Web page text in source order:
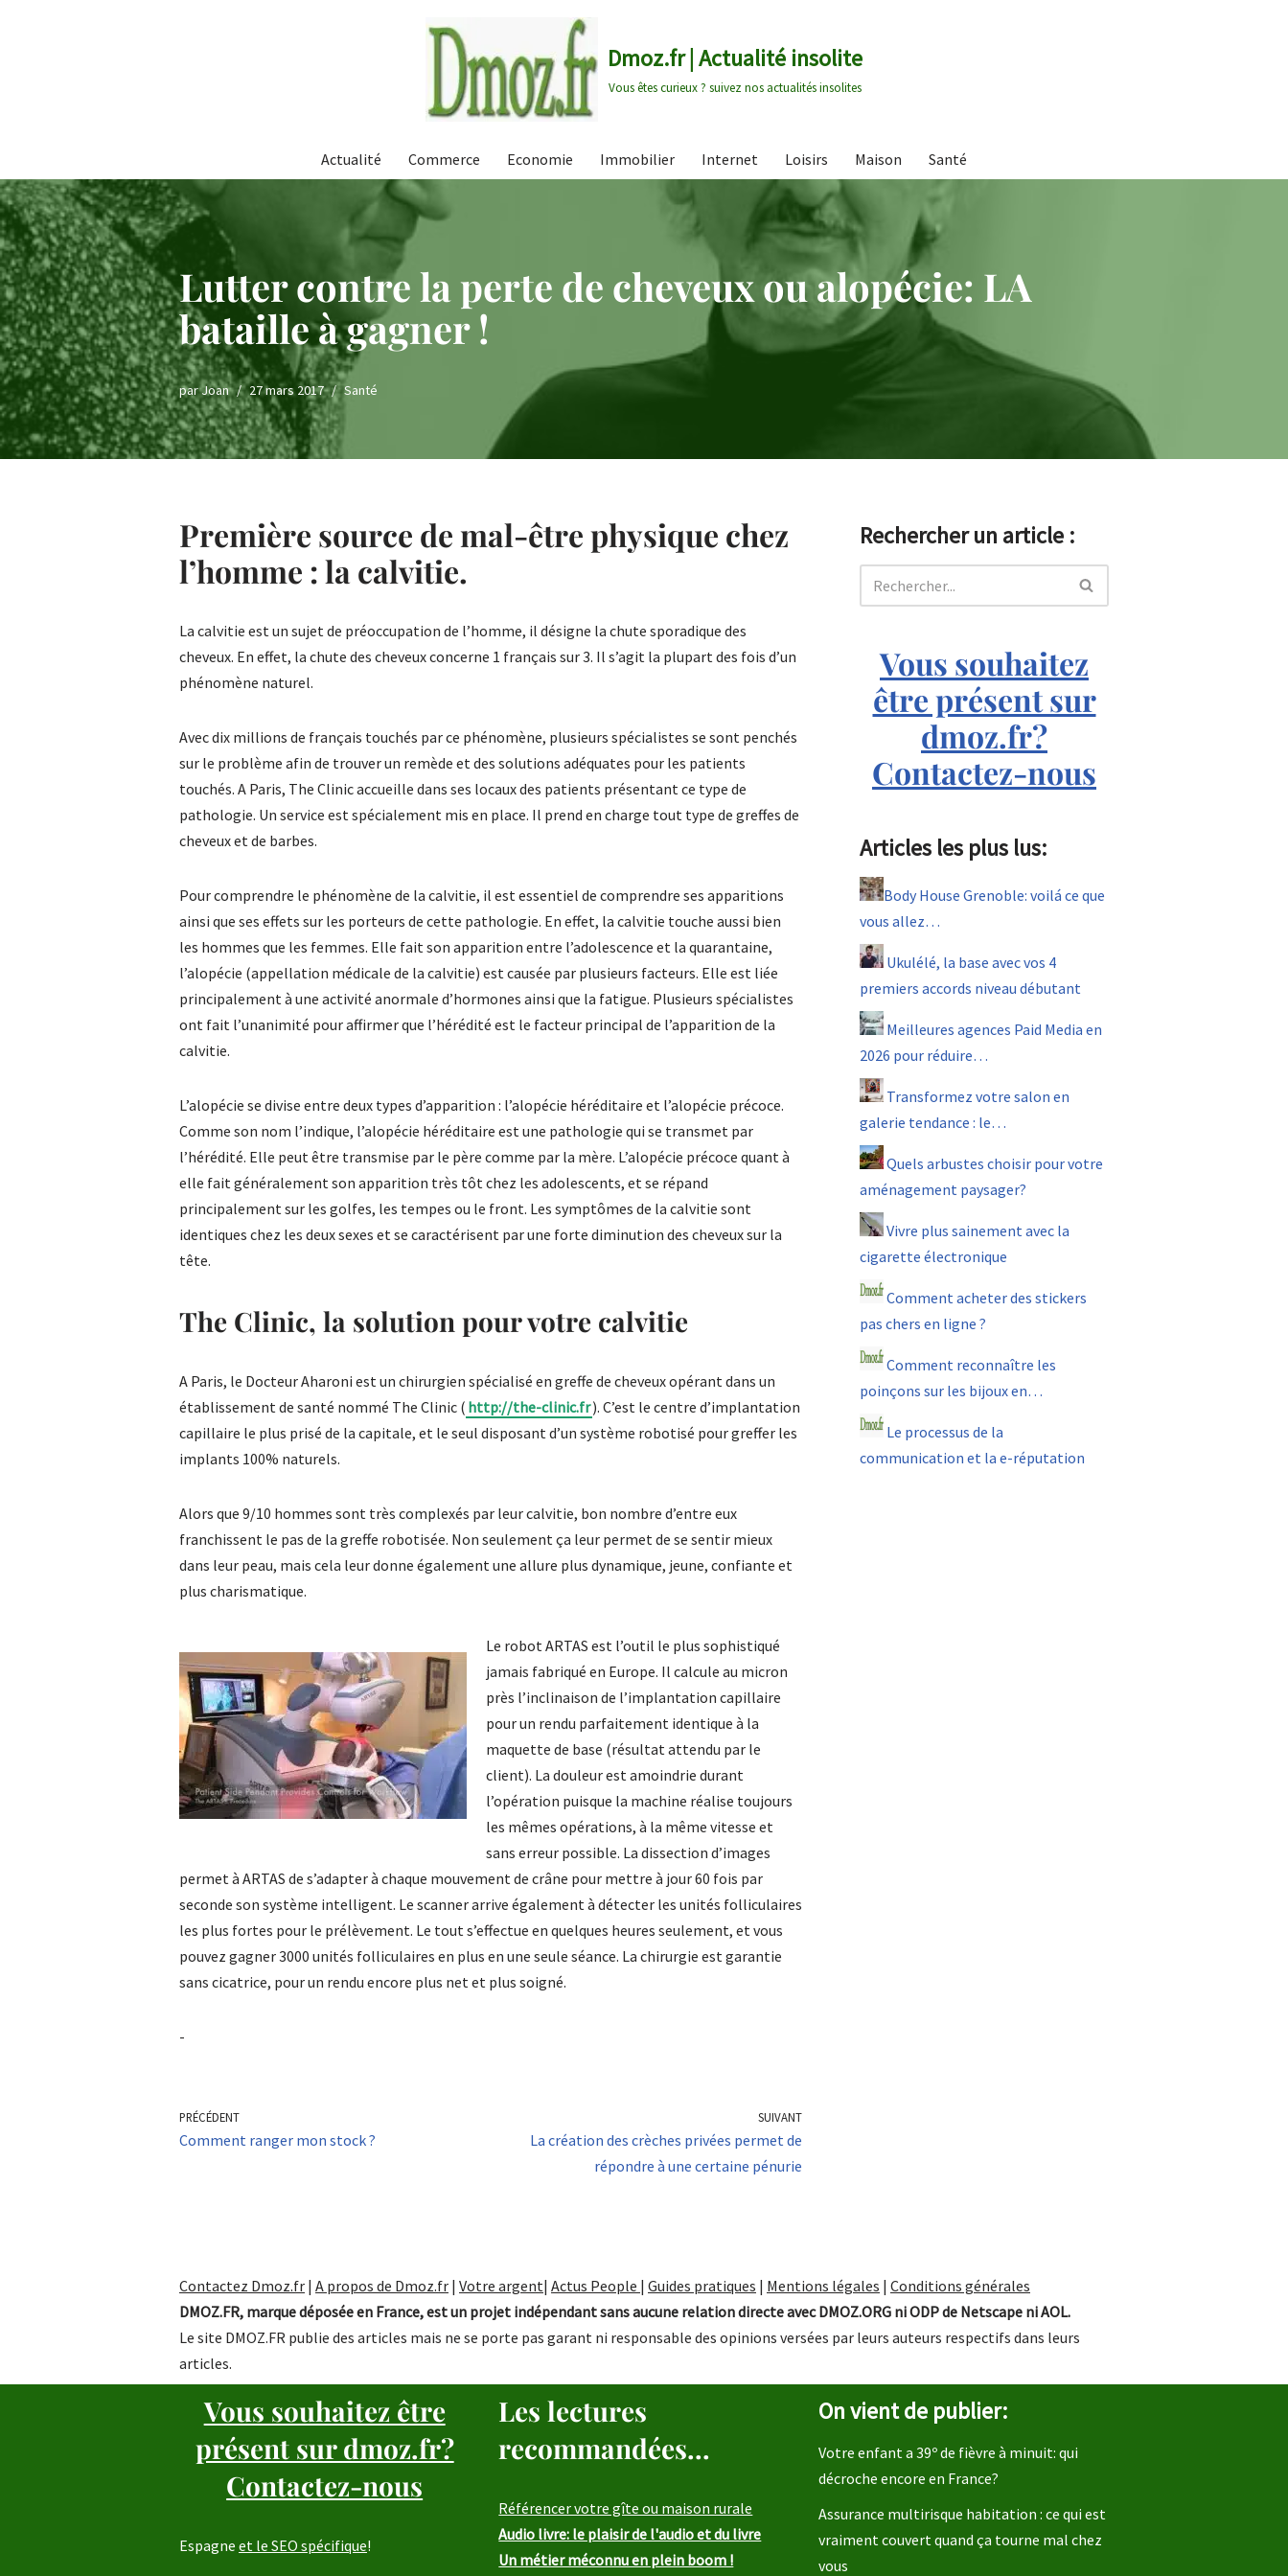
Dmoz.fr | Actualité insolite
Vous êtes curieux ? suivez nos actualités insolites
Actualité Commerce Economie Immobilier Internet Loisirs Maison Santé
Lutter contre la perte de cheveux ou alopécie: LA
bataille à gagner !
parJoan 27 mars 2017 Santé
Première source de mal-être physique chez
l’homme : la calvitie.
La calvitie est un sujet de préoccupation de l’homme, il désigne la chute sporadique des
cheveux. En effet, la chute des cheveux concerne 1 français sur 3. Il s’agit la plupart des fois d’un
phénomène naturel.
Avec dix millions de français touchés par ce phénomène, plusieurs spécialistes se sont penchés
sur le problème afin de trouver un remède et des solutions adéquates pour les patients
touchés. A Paris, The Clinic accueille dans ses locaux des patients présentant ce type de
pathologie. Un service est spécialement mis en place. Il prend en charge tout type de greffes de
cheveux et de barbes.
Pour comprendre le phénomène de la calvitie, il est essentiel de comprendre ses apparitions
ainsi que ses effets sur les porteurs de cette pathologie. En effet, la calvitie touche aussi bien
les hommes que les femmes. Elle fait son apparition entre l’adolescence et la quarantaine,
l’alopécie (appellation médicale de la calvitie) est causée par plusieurs facteurs. Elle est liée
principalement à une activité anormale d’hormones ainsi que la fatigue. Plusieurs spécialistes
ont fait l’unanimité pour affirmer que l’hérédité est le facteur principal de l’apparition de la
calvitie.
L’alopécie se divise entre deux types d’apparition : l’alopécie héréditaire et l’alopécie précoce.
Comme son nom l’indique, l’alopécie héréditaire est une pathologie qui se transmet par
l’hérédité. Elle peut être transmise par le père comme par la mère. L’alopécie précoce quant à
elle fait généralement son apparition très tôt chez les adolescents, et se répand
principalement sur les golfes, les tempes ou le front. Les symptômes de la calvitie sont
identiques chez les deux sexes et se caractérisent par une forte diminution des cheveux sur la
tête.
The Clinic, la solution pour votre calvitie
A Paris, le Docteur Aharoni est un chirurgien spécialisé en greffe de cheveux opérant dans un
établissement de santé nommé The Clinic ( http://the-clinic.fr). C’est le centre d’implantation
capillaire le plus prisé de la capitale, et le seul disposant d’un système robotisé pour greffer les
implants 100% naturels.
Alors que 9/10 hommes sont très complexés par leur calvitie, bon nombre d’entre eux
franchissent le pas de la greffe robotisée. Non seulement ça leur permet de se sentir mieux
dans leur peau, mais cela leur donne également une allure plus dynamique, jeune, confiante et
plus charismatique.
Le robot ARTAS est l’outil le plus sophistiqué
jamais fabriqué en Europe. Il calcule au micron
près l’inclinaison de l’implantation capillaire
pour un rendu parfaitement identique à la
maquette de base (résultat attendu par le
client). La douleur est amoindrie durant
l’opération puisque la machine réalise toujours
les mêmes opérations, à la même vitesse et
sans erreur possible. La dissection d’images
permet à ARTAS de s’adapter à chaque mouvement de crâne pour mettre à jour 60 fois par
seconde son système intelligent. Le scanner arrive également à détecter les unités folliculaires
les plus fortes pour le prélèvement. Le tout s’effectue en quelques heures seulement, et vous
pouvez gagner 3000 unités folliculaires en plus en une seule séance. La chirurgie est garantie
sans cicatrice, pour un rendu encore plus net et plus soigné.
-
PRÉCÉDENT
Comment ranger mon stock ?
SUIVANT
La création des crèches privées permet de
répondre à une certaine pénurie
Rechercher un article :
Vous souhaitez
être présent sur
dmoz.fr?
Contactez-nous
Articles les plus lus:
Body House Grenoble: voilá ce que
vous allez…
Ukulélé, la base avec vos 4
premiers accords niveau débutant
Meilleures agences Paid Media en
2026 pour réduire…
Transformez votre salon en
galerie tendance : le…
Quels arbustes choisir pour votre
aménagement paysager?
Vivre plus sainement avec la
cigarette électronique
Comment acheter des stickers
pas chers en ligne ?
Comment reconnaître les
poinçons sur les bijoux en…
Le processus de la
communication et la e-réputation
Contactez Dmoz.fr | A propos de Dmoz.fr | Votre argent| Actus People | Guides pratiques | Mentions légales | Conditions générales
DMOZ.FR, marque déposée en France, est un projet indépendant sans aucune relation directe avec DMOZ.ORG ni ODP de Netscape ni AOL.
Le site DMOZ.FR publie des articles mais ne se porte pas garant ni responsable des opinions versées par leurs auteurs respectifs dans leurs
articles.
Vous souhaitez être
présent sur dmoz.fr?
Contactez-nous
Espagne et le SEO spécifique!
Les lectures
recommandées...
Référencer votre gîte ou maison rurale
Audio livre: le plaisir de l'audio et du livre
Un métier méconnu en plein boom !
On vient de publier:
Votre enfant a 39º de fièvre à minuit: qui
décroche encore en France?
Assurance multirisque habitation : ce qui est
vraiment couvert quand ça tourne mal chez
vous